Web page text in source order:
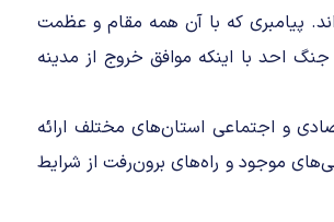
پیامبری که با آن همه مقام و عظمت
احد با اینکه موافق خروج از مدینه
و اجتماعی استان‌های مختلف ارائه
موجود و راه‌های برون‌رفت از شرایط